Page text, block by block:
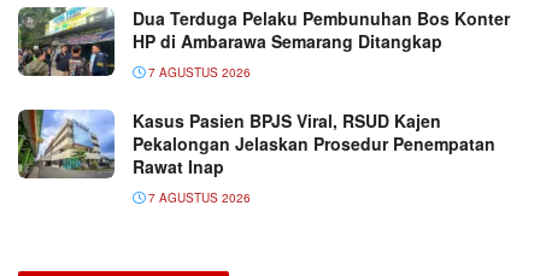
Dua Terduga Pelaku Pembunuhan Bos Konter
HP di Ambarawa Semarang Ditangkap
7 AGUSTUS 2026
Kasus Pasien BPJS Viral, RSUD Kajen
Pekalongan Jelaskan Prosedur Penempatan
Rawat Inap
7 AGUSTUS 2026